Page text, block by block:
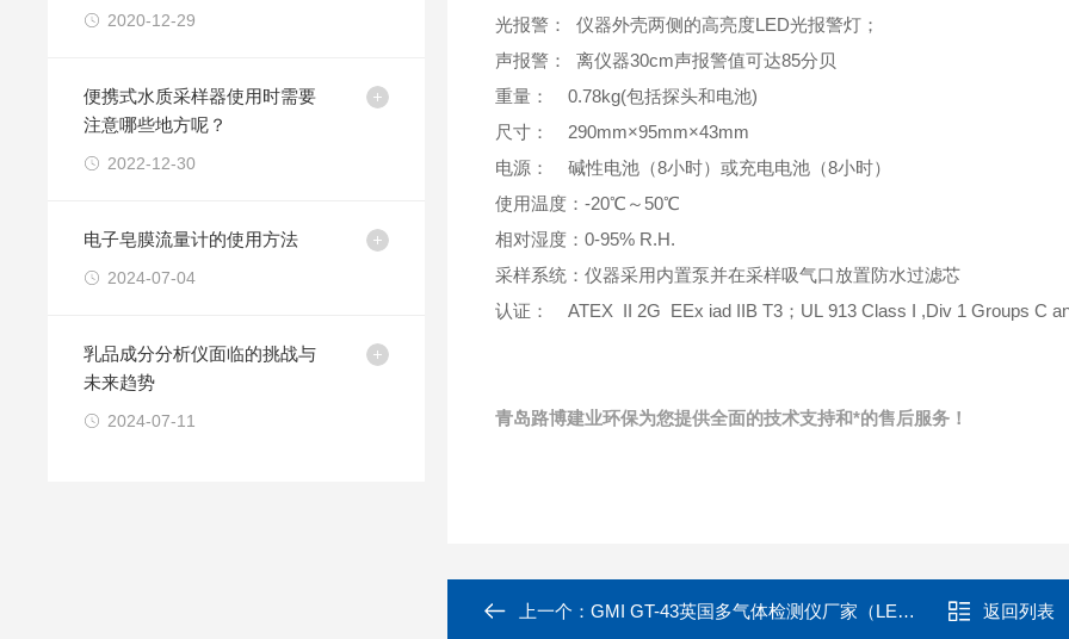
2020-12-29
便携式水质采样器使用时需要
注意哪些地方呢？
2022-12-30
电子皂膜流量计的使用方法
2024-07-04
乳品成分分析仪面临的挑战与
未来趋势
2024-07-11
光报警： 仪器外壳两侧的高亮度LED光报警灯；
声报警： 离仪器30cm声报警值可达85分贝
重量： 0.78kg(包括探头和电池)
尺寸： 290mm×95mm×43mm
电源： 碱性电池（8小时）或充电电池（8小时）
使用温度：-20℃～50℃
相对湿度：0-95% R.H.
采样系统：仪器采用内置泵并在采样吸气口放置防水过滤芯
认证： ATEX II 2G EEx iad IIB T3；UL 913 Class I ,Div 1 Groups C
青岛路博建业环保为您提供全面的技术支持和*的售后服务！
上一个：GMI GT-43英国多气体检测仪厂家（LEL/O2/CO/H2S） 返回列表